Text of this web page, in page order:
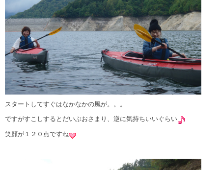
スタートしてすぐはなかなかの風が。。。
ですがすこしするとだいぶおさまり、逆に気持ちいいぐらい
笑顔が１２０点ですね